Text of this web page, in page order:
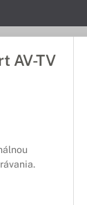
AV-TV